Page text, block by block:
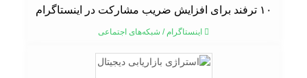
۱۰ ترفند برای افزایش ضریب مشارکت در اینستاگرام
اینستاگرام/شبکه‌های اجتماعی